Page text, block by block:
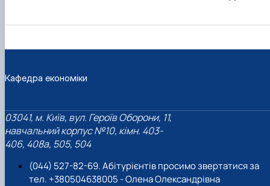
Кафедра економіки
03041, м. Київ, вул. Героїв Оборони, 11,
навчальний корпус №10, кімн. 403-
406, 408a, 505, 504
(044) 527-82-69. Абітурієнтів просимо звертатися за
тел. +380504638005 - Олена Олександрівна